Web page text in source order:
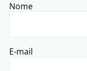
Nome
E-mail